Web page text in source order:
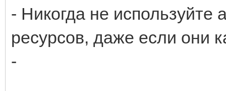
- Никогда не используйте
ресурсов, даже если они
-